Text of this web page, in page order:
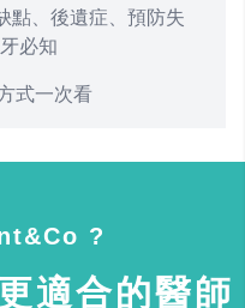
點、後遺症、預防失
必知
式一次看
?
適合的醫師